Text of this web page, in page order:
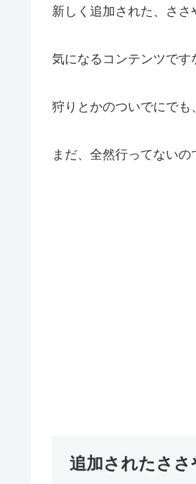
新しく追加された、ささ
気になるコンテンツです
狩りとかのついでにで
まだ、全然行ってない
追加されたさ